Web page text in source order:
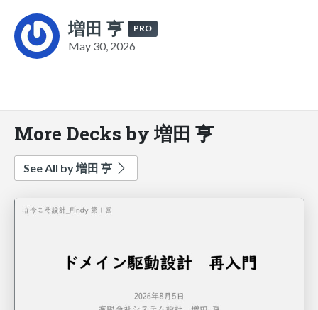
増田 亨 PRO
May 30, 2026
More Decks by 増田 亨
See All by 増田 亨